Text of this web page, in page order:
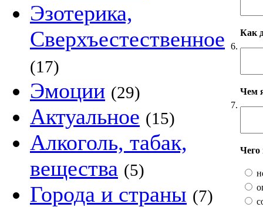
Эзотерика,
Сверхъестественное
(17)
Эмоции (29)
Актуальное (15)
Алкоголь, табак,
вещества (5)
Города и страны (7)
6.
Как
7.
Чем
Чего